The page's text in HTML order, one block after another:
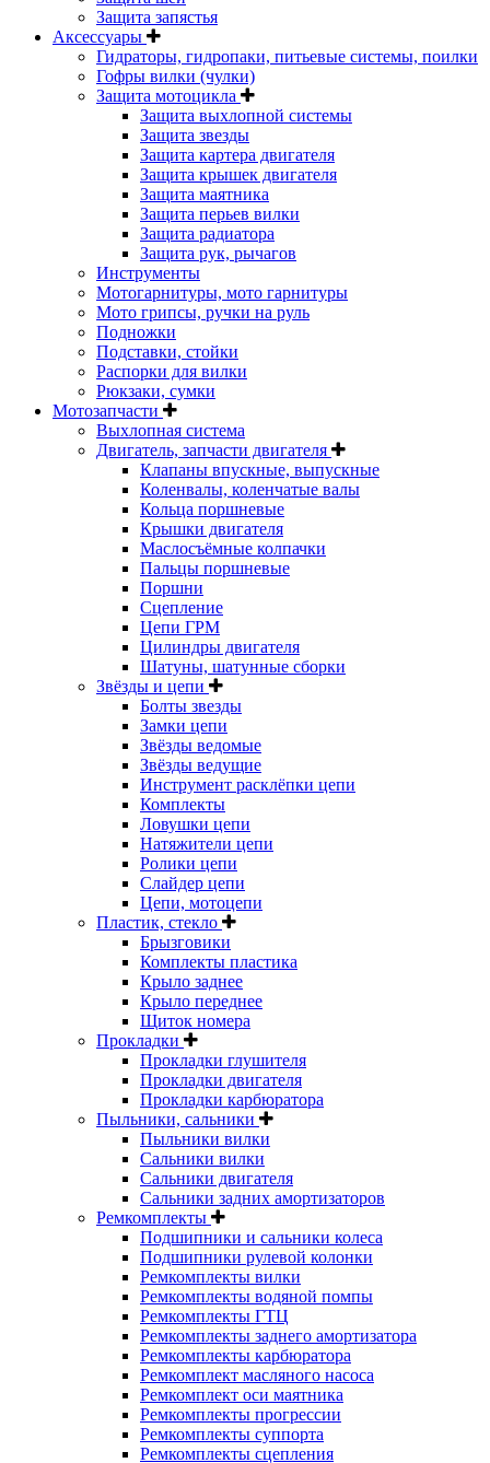
Защита запястья
Аксессуары
Гидраторы, гидропаки, питьевые системы, поилки
Гофры вилки (чулки)
Защита мотоцикла
Защита выхлопной системы
Защита звезды
Защита картера двигателя
Защита крышек двигателя
Защита маятника
Защита перьев вилки
Защита радиатора
Защита рук, рычагов
Инструменты
Мотогарнитуры, мото гарнитуры
Мото грипсы, ручки на руль
Подножки
Подставки, стойки
Распорки для вилки
Рюкзаки, сумки
Мотозапчасти
Выхлопная система
Двигатель, запчасти двигателя
Клапаны впускные, выпускные
Коленвалы, коленчатые валы
Кольца поршневые
Крышки двигателя
Маслосъёмные колпачки
Пальцы поршневые
Поршни
Сцепление
Цепи ГРМ
Цилиндры двигателя
Шатуны, шатунные сборки
Звёзды и цепи
Болты звезды
Замки цепи
Звёзды ведомые
Звёзды ведущие
Инструмент расклёпки цепи
Комплекты
Ловушки цепи
Натяжители цепи
Ролики цепи
Слайдер цепи
Цепи, мотоцепи
Пластик, стекло
Брызговики
Комплекты пластика
Крыло заднее
Крыло переднее
Щиток номера
Прокладки
Прокладки глушителя
Прокладки двигателя
Прокладки карбюратора
Пыльники, сальники
Пыльники вилки
Сальники вилки
Сальники двигателя
Сальники задних амортизаторов
Ремкомплекты
Подшипники и сальники колеса
Подшипники рулевой колонки
Ремкомплекты вилки
Ремкомплекты водяной помпы
Ремкомплекты ГТЦ
Ремкомплекты заднего амортизатора
Ремкомплекты карбюратора
Ремкомплект масляного насоса
Ремкомплект оси маятника
Ремкомплекты прогрессии
Ремкомплекты суппорта
Ремкомплекты сцепления